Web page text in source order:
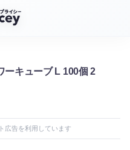
ーキューブ L 100個 2
広告を利用しています